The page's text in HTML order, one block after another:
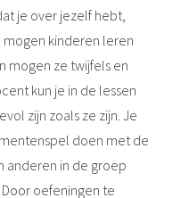
je over jezelf hebt,
kinderen leren
mogen ze twijfels en
kun je in de lessen
zijn zoals ze zijn. Je
doen met de
anderen in de groep
oefeningen te